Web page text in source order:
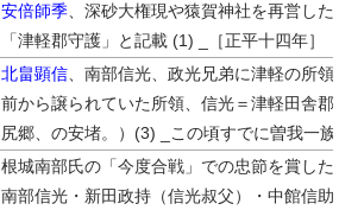
安倍師季 、深砂大権現や猿賀神社を再営した
「津軽郡守護」と記載 (1) _［正平十四年］
北畠顕信 、南部信光、政光兄弟に津軽の所領
前から譲られていた所領、信光＝津軽田舎郡黒
尻郷、の安堵。）(3) _この頃すでに曽我一族は
根城南部氏の「今度合戦」での忠節を賞した、
南部信光・新田政持（信光叔父）・中館信助（